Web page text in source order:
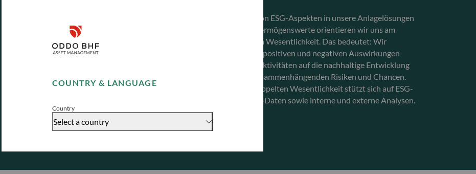
COUNTRY & LANGUAGE
Country
Select a country
Disclaimer
Accept
Bei der Integration von ESG-Aspekten in unsere Anlagelösungen
für börsennotierte Vermögenswerte orientieren wir uns am
Prinzip der doppelten Wesentlichkeit. Das bedeutet: Wir
bewerten sowohl die positiven und negativen Auswirkungen
unternehmerischer Aktivitäten auf die nachhaltige Entwicklung
als auch die damit zusammenhängenden Risiken und Chancen.
Dieser Ansatz der doppelten Wesentlichkeit stützt sich auf ESG-
Ratings, externe ESG-Daten sowie interne und externe Analysen.